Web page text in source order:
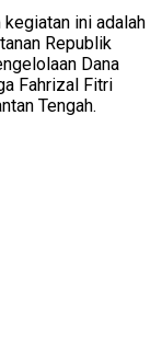
ini adalah
Republik
Dana
Fahrizal Fitri
Tengah.